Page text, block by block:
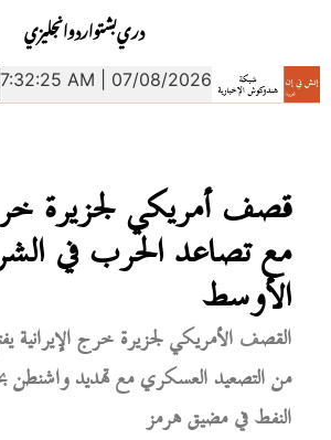
انجليزياردوبشتودري
7:32:26 AM | 07/08/2026
قصف أمريكي لجزيرة
مع تصاعد الحرب في
الأوسط
القصف الأمريكي لجزيرة خرج الإيرانية
من التصعيد العسكري مع تهديد واشنطن
النفط في مضيق هرمز